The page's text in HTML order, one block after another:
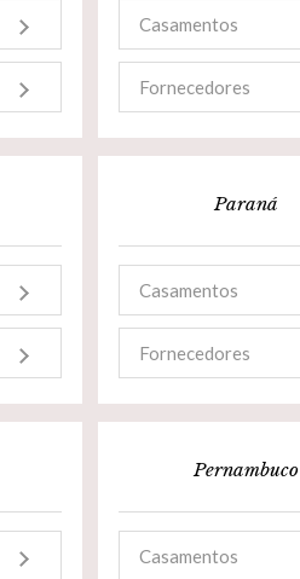
Casamentos
Fornecedores
Paraná
Casamentos
Fornecedores
Pernambuco
Casamentos